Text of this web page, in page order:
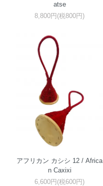
atse
8,800円(税800円)
アフリカン カシシ 12 / Africa
n Caxixi
6,600円(税600円)